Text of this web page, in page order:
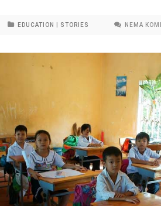
EDUCATION STORIES NEMA